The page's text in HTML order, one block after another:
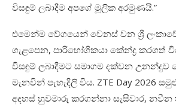
විසඳුම් ලබාදීම අපගේ මූලික අරමුණයි.”
එමෙන්ම වේගයෙන් වෙනස් වන ශ්
ගැළපෙන, පාරිභෝගිකයා කේන්ද් කරගත්
විසඳුම් ලබාදීමට සමාගම දක්වන උනන්දුව
මැනවින් පැහැදිලි විය. ZTE Day 2026
අදහස් හුවමාරු කරගන්නා සැසිවාර, නවීන